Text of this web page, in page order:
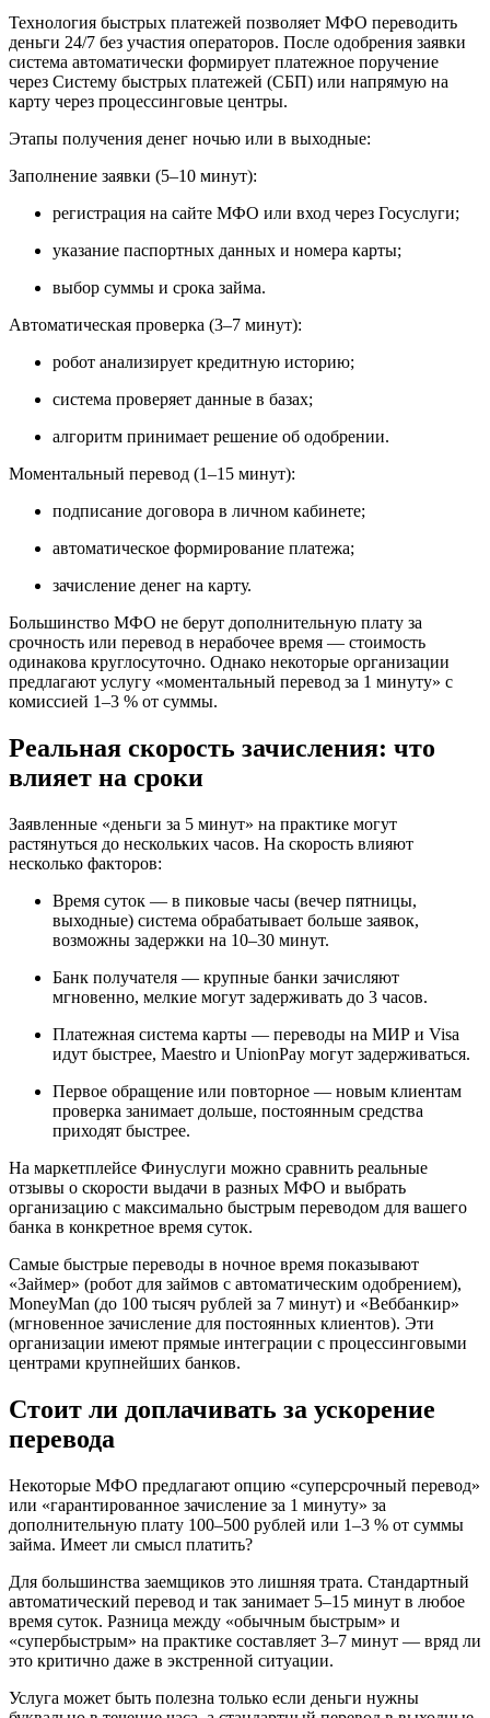
Технология быстрых платежей позволяет МФО переводить
деньги 24/7 без участия операторов. После одобрения заявки
система автоматически формирует платежное поручение
через Систему быстрых платежей (СБП) или напрямую на
карту через процессинговые центры.
Этапы получения денег ночью или в выходные:
Заполнение заявки (5–10 минут):
регистрация на сайте МФО или вход через Госуслуги;
указание паспортных данных и номера карты;
выбор суммы и срока займа.
Автоматическая проверка (3–7 минут):
робот анализирует кредитную историю;
система проверяет данные в базах;
алгоритм принимает решение об одобрении.
Моментальный перевод (1–15 минут):
подписание договора в личном кабинете;
автоматическое формирование платежа;
зачисление денег на карту.
Большинство МФО не берут дополнительную плату за
срочность или перевод в нерабочее время — стоимость
одинакова круглосуточно. Однако некоторые организации
предлагают услугу «моментальный перевод за 1 минуту» с
комиссией 1–3 % от суммы.
Реальная скорость зачисления: что
влияет на сроки
Заявленные «деньги за 5 минут» на практике могут
растянуться до нескольких часов. На скорость влияют
несколько факторов:
Время суток — в пиковые часы (вечер пятницы,
выходные) система обрабатывает больше заявок,
возможны задержки на 10–30 минут.
Банк получателя — крупные банки зачисляют
мгновенно, мелкие могут задерживать до 3 часов.
Платежная система карты — переводы на МИР и Visa
идут быстрее, Maestro и UnionPay могут задерживаться.
Первое обращение или повторное — новым клиентам
проверка занимает дольше, постоянным средства
приходят быстрее.
На маркетплейсе Финуслуги можно сравнить реальные
отзывы о скорости выдачи в разных МФО и выбрать
организацию с максимально быстрым переводом для вашего
банка в конкретное время суток.
Самые быстрые переводы в ночное время показывают
«Займер» (робот для займов с автоматическим одобрением),
MoneyMan (до 100 тысяч рублей за 7 минут) и «Веббанкир»
(мгновенное зачисление для постоянных клиентов). Эти
организации имеют прямые интеграции с процессинговыми
центрами крупнейших банков.
Стоит ли доплачивать за ускорение
перевода
Некоторые МФО предлагают опцию «суперсрочный перевод»
или «гарантированное зачисление за 1 минуту» за
дополнительную плату 100–500 рублей или 1–3 % от суммы
займа. Имеет ли смысл платить?
Для большинства заемщиков это лишняя трата. Стандартный
автоматический перевод и так занимает 5–15 минут в любое
время суток. Разница между «обычным быстрым» и
«супербыстрым» на практике составляет 3–7 минут — вряд ли
это критично даже в экстренной ситуации.
Услуга может быть полезна только если деньги нужны